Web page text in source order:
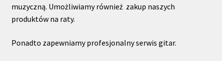
muzyczną. Umożliwiamy również zakup naszych
produktów na raty.
Ponadto zapewniamy profesjonalny serwis gitar.